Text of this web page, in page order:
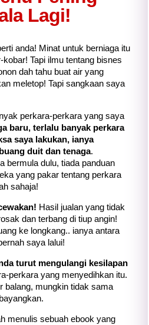
Lagi!
anda! Minat untuk berniaga itu
Tapi ilmu tentang bisnes
dah tahu buat air yang
meletop! Tapi sangkaan saya
perkara-perkara yang saya
baru, terlalu banyak perkara
saya lakukan, ianya
duit dan tenaga.
bermula dulu, tiada panduan
yang pakar tentang perkara
sahaja!
Hasil jualan yang tidak
dan terbang di tiup angin!
ke longkang.. ianya antara
saya lalui!
turut mengulangi kesilapan
perkara yang menyedihkan itu.
balang, mungkin tidak sama
menulis sebuah ebook yang